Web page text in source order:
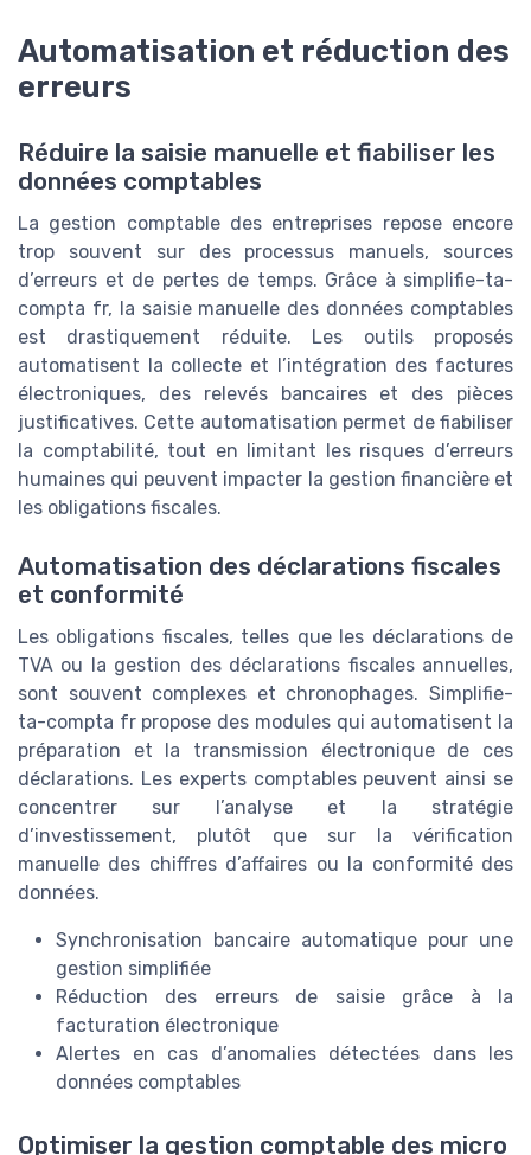
Automatisation et réduction des
erreurs
Réduire la saisie manuelle et fiabiliser les
données comptables
La gestion comptable des entreprises repose encore
trop souvent sur des processus manuels, sources
d’erreurs et de pertes de temps. Grâce à simplifie-ta-
compta fr, la saisie manuelle des données comptables
est drastiquement réduite. Les outils proposés
automatisent la collecte et l’intégration des factures
électroniques, des relevés bancaires et des pièces
justificatives. Cette automatisation permet de fiabiliser
la comptabilité, tout en limitant les risques d’erreurs
humaines qui peuvent impacter la gestion financière et
les obligations fiscales.
Automatisation des déclarations fiscales
et conformité
Les obligations fiscales, telles que les déclarations de
TVA ou la gestion des déclarations fiscales annuelles,
sont souvent complexes et chronophages. Simplifie-
ta-compta fr propose des modules qui automatisent la
préparation et la transmission électronique de ces
déclarations. Les experts comptables peuvent ainsi se
concentrer sur l’analyse et la stratégie
d’investissement, plutôt que sur la vérification
manuelle des chiffres d’affaires ou la conformité des
données.
Synchronisation bancaire automatique pour une
gestion simplifiée
Réduction des erreurs de saisie grâce à la
facturation électronique
Alertes en cas d’anomalies détectées dans les
données comptables
Optimiser la gestion comptable des micro